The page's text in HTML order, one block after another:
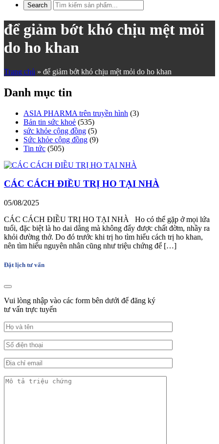
để giảm bớt khó chịu mệt mỏi
do ho khan
Trang chủ » để giảm bớt khó chịu mệt mỏi do ho khan
Danh mục tin
ASIA PHARMA trên truyền hình (3)
Bản tin sức khoẻ (535)
sức khỏe cộng đồng (5)
Sức khỏe cộng đồng (9)
Tin tức (505)
CÁC CÁCH ĐIỀU TRỊ HO TẠI NHÀ
05/08/2025
CÁC CÁCH ĐIỀU TRỊ HO TẠI NHÀ Ho có thể gặp ở mọi lứa
tuổi, đặc biệt là ho dai dẳng mà không đẩy được chất đờm, nhầy ra
khỏi đường thở. Do đó trước khi trị ho tìm hiểu cách trị ho khan,
nên tìm hiểu nguyên nhân cũng như triệu chứng để […]
Đặt lịch tư vấn
Vui lòng nhập vào các form bên dưới để đăng ký
tư vấn trực tuyến